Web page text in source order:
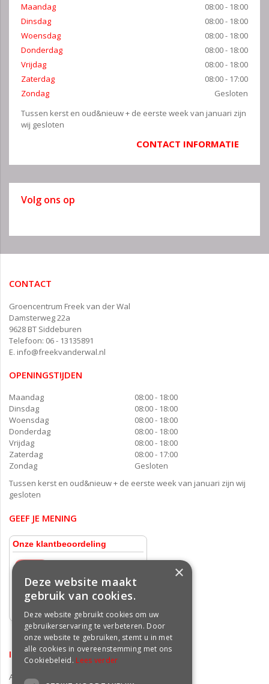
Maandag
08:00 - 18:00
Dinsdag
08:00 - 18:00
Woensdag
08:00 - 18:00
Donderdag
08:00 - 18:00
Vrijdag
08:00 - 18:00
Zaterdag
08:00 - 17:00
Zondag
Gesloten
Tussen kerst en oud&nieuw + de eerste week van januari zijn
wij gesloten
CONTACT INFORMATIE
Volg ons op
CONTACT
Groencentrum Freek van der Wal
Damsterweg 22a
9628 BT Siddeburen
Telefoon: 06 - 13135891
E. info@freekvanderwal.nl
OPENINGSTIJDEN
Maandag
08:00 - 18:00
Dinsdag
08:00 - 18:00
Woensdag
08:00 - 18:00
Donderdag
08:00 - 18:00
Vrijdag
08:00 - 18:00
Zaterdag
08:00 - 17:00
Zondag
Gesloten
Tussen kerst en oud&nieuw + de eerste week van januari zijn wij
gesloten
GEEF JE MENING
INFORMATIE
Algemene voorwaarden
×
Deze website maakt
gebruik van cookies.
Deze website gebruikt cookies om uw
gebruikerservaring te verbeteren. Door
onze website te gebruiken, stemt u in met
alle cookies in overeenstemming met ons
Cookiebeleid. Lees verder